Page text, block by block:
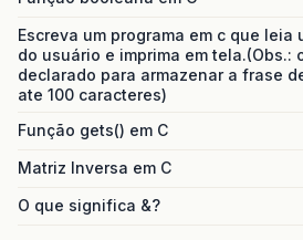
Escreva um programa em c que leia
do usuário e imprima em tela.(Obs.:
declarado para armazenar a frase
ate 100 caracteres)
Função gets() em C
Matriz Inversa em C
O que significa &?